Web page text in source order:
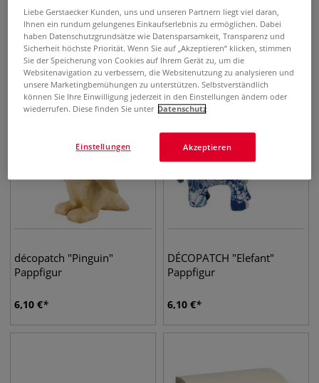
décopatch "Einhorn"
Pappfigur
ab2,61€
Décopatch Pappmaché
Schmetterling
6,10€
décopatch "Pinguin"
Pappfigur
6,10 €
DÉCOPATCH "Elefant"
Pappfigur
6,10 €
Liebe Gerstaecker Kunden, uns und unseren Partnern liegt viel daran,
Ihnen ein rundum gelungenes Einkaufserlebnis zu ermöglichen. Dabei
haben Datenschutzgrundsätze wie Datensparsamkeit, Transparenz und
Sicherheit höchste Priorität. Wenn Sie auf „Akzeptieren“ klicken, stimmen
Sie der Speicherung von Cookies auf Ihrem Gerät zu, um die
Websitenavigation zu verbessern, die Websitenutzung zu analysieren und
unsere Marketingbemühungen zu unterstützen. Selbstverständlich
können Sie Ihre Einwilligung jederzeit in den Einstellungen ändern oder
wiederrufen. Diese finden Sie unter Datenschutz
Akzeptieren
Einstellungen